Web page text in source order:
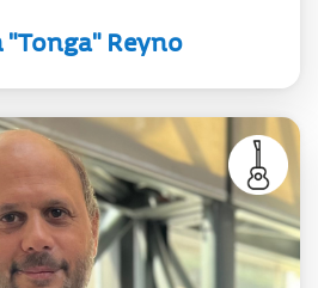
"Tonga" Reyno